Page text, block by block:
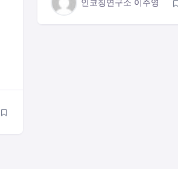
인코칭연구소 이주영